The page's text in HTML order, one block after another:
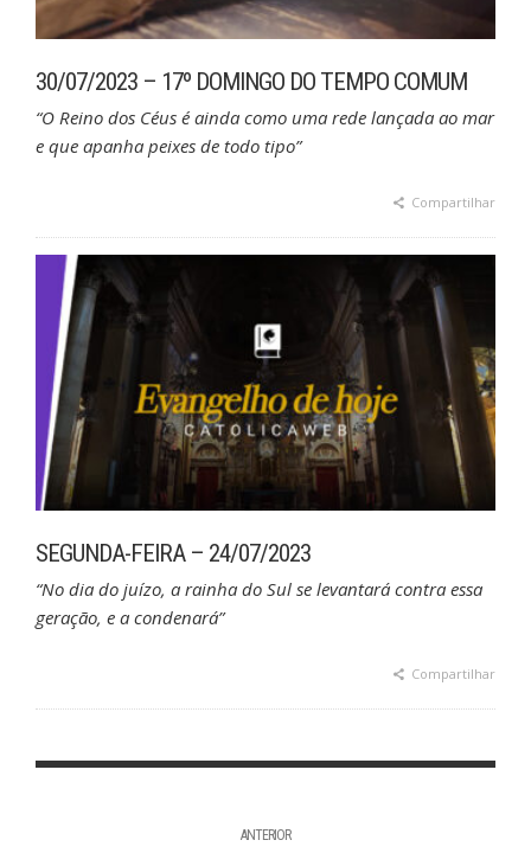
30/07/2023 – 17º DOMINGO DO TEMPO COMUM
“O Reino dos Céus é ainda como uma rede lançada ao mar
e que apanha peixes de todo tipo”
Compartilhar
SEGUNDA-FEIRA – 24/07/2023
“No dia do juízo, a rainha do Sul se levantará contra essa
geração, e a condenará”
Compartilhar
ANTERIOR